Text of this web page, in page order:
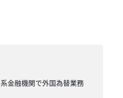
金融機関で外国為替業務